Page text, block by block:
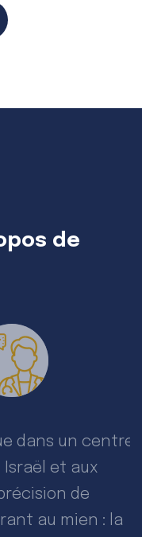
de
un centre
et aux
de
au mien : la